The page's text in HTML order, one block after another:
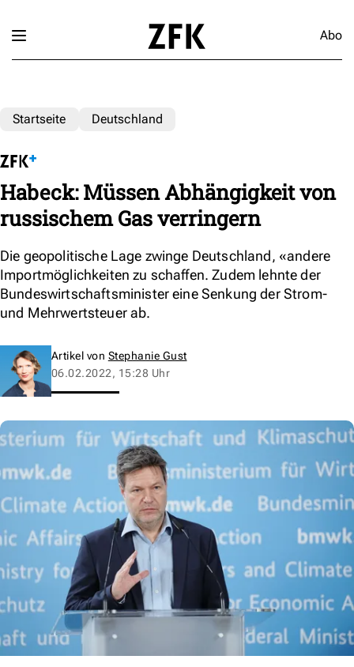
Abo
Startseite Deutschland
Habeck: Müssen Abhängigkeit von
russischem Gas verringern
Die geopolitische Lage zwinge Deutschland, «andere
Importmöglichkeiten zu schaffen. Zudem lehnte der
Bundeswirtschaftsminister eine Senkung der Strom-
und Mehrwertsteuer ab.
Artikel von Stephanie Gust
06.02.2022, 15:28 Uhr